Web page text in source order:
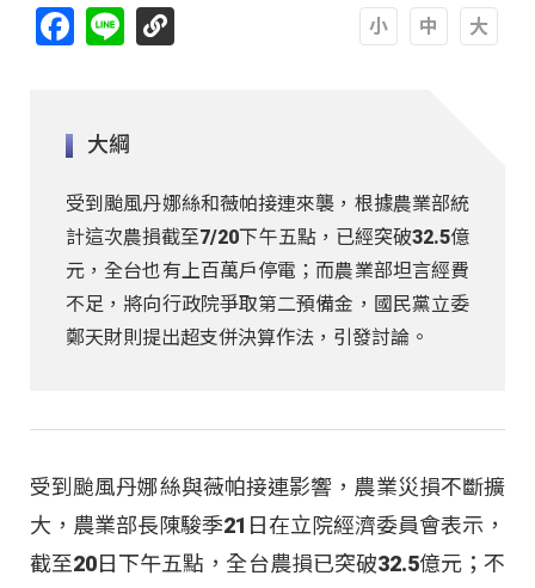
Facebook
Line
大綱
受到颱風丹娜絲和薇帕接連來襲，根據農業部統
計這次農損截至7/20下午五點，已經突破32.5億
元，全台也有上百萬戶停電；而農業部坦言經費
不足，將向行政院爭取第二預備金，國民黨立委
鄭天財則提出超支併決算作法，引發討論。
受到颱風丹娜絲與薇帕接連影響，農業災損不斷擴
大，農業部長陳駿季21日在立院經濟委員會表示，
截至20日下午五點，全台農損已突破32.5億元；不